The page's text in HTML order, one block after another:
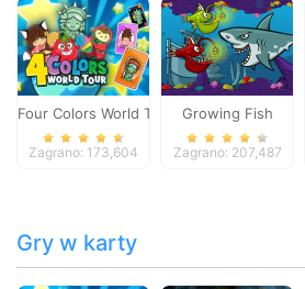
Four Colors World Tour
Zagrano: 173,604
Growing Fish
Zagrano: 207,487
Gry w karty